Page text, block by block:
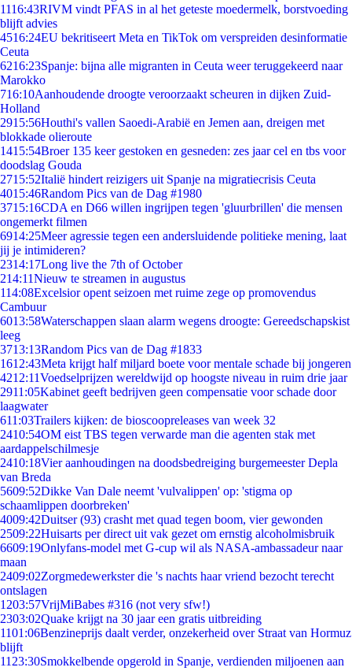
1116:43RIVM vindt PFAS in al het geteste moedermelk, borstvoeding
blijft advies
4516:24EU bekritiseert Meta en TikTok om verspreiden desinformatie
Ceuta
6216:23Spanje: bijna alle migranten in Ceuta weer teruggekeerd naar
Marokko
716:10Aanhoudende droogte veroorzaakt scheuren in dijken Zuid-
Holland
2915:56Houthi's vallen Saoedi-Arabië en Jemen aan, dreigen met
blokkade olieroute
1415:54Broer 135 keer gestoken en gesneden: zes jaar cel en tbs voor
doodslag Gouda
2715:52Italië hindert reizigers uit Spanje na migratiecrisis Ceuta
4015:46Random Pics van de Dag #1980
3715:16CDA en D66 willen ingrijpen tegen 'gluurbrillen' die mensen
ongemerkt filmen
6914:25Meer agressie tegen een andersluidende politieke mening, laat
jij je intimideren?
2314:17Long live the 7th of October
214:11Nieuw te streamen in augustus
114:08Excelsior opent seizoen met ruime zege op promovendus
Cambuur
6013:58Waterschappen slaan alarm wegens droogte: Gereedschapskist
leeg
3713:13Random Pics van de Dag #1833
1612:43Meta krijgt half miljard boete voor mentale schade bij jongeren
4212:11Voedselprijzen wereldwijd op hoogste niveau in ruim drie jaar
2911:05Kabinet geeft bedrijven geen compensatie voor schade door
laagwater
611:03Trailers kijken: de bioscoopreleases van week 32
2410:54OM eist TBS tegen verwarde man die agenten stak met
aardappelschilmesje
2410:18Vier aanhoudingen na doodsbedreiging burgemeester Depla
van Breda
5609:52Dikke Van Dale neemt 'vulvalippen' op: 'stigma op
schaamlippen doorbreken'
4009:42Duitser (93) crasht met quad tegen boom, vier gewonden
2509:22Huisarts per direct uit vak gezet om ernstig alcoholmisbruik
6609:19Onlyfans-model met G-cup wil als NASA-ambassadeur naar
maan
2409:02Zorgmedewerkster die 's nachts haar vriend bezocht terecht
ontslagen
1203:57VrijMiBabes #316 (not very sfw!)
2303:02Quake krijgt na 30 jaar een gratis uitbreiding
1101:06Benzineprijs daalt verder, onzekerheid over Straat van Hormuz
blijft
11 23:30Smokkelbende opgerold in Spanje, verdienden miljoenen aan